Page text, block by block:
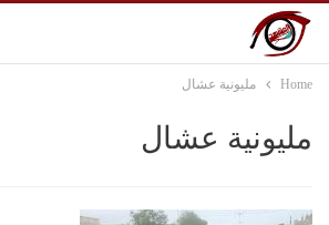
Home مليونية عشال
مليونية عشال